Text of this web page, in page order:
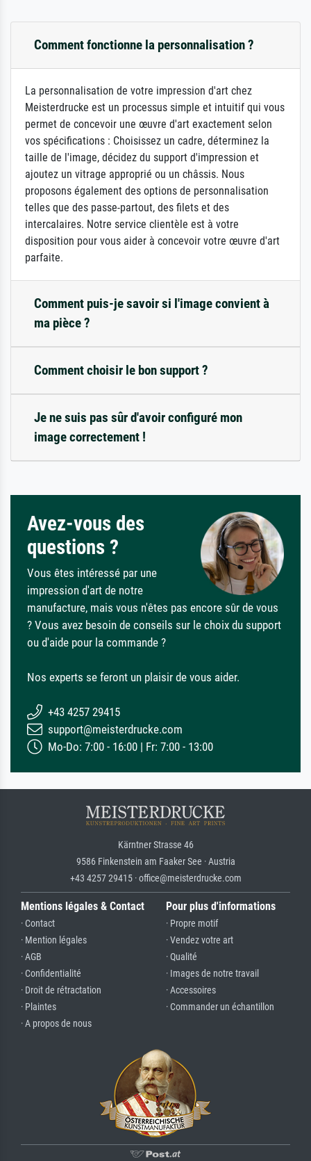
Comment fonctionne la personnalisation ?
La personnalisation de votre impression d'art chez
Meisterdrucke est un processus simple et intuitif qui vous
permet de concevoir une œuvre d'art exactement selon
vos spécifications : Choisissez un cadre, déterminez la
taille de l'image, décidez du support d'impression et
ajoutez un vitrage approprié ou un châssis. Nous
proposons également des options de personnalisation
telles que des passe-partout, des filets et des
intercalaires. Notre service clientèle est à votre
disposition pour vous aider à concevoir votre œuvre d'art
parfaite.
Comment puis-je savoir si l'image convient à
ma pièce ?
Comment choisir le bon support ?
Je ne suis pas sûr d'avoir configuré mon
image correctement !
Avez-vous des
questions ?
Vous êtes intéressé par une
impression d'art de notre
manufacture, mais vous n'êtes pas encore sûr de vous
? Vous avez besoin de conseils sur le choix du support
ou d'aide pour la commande ?
Nos experts se feront un plaisir de vous aider.
+43 4257 29415
support@meisterdrucke.com
Mo-Do: 7:00 - 16:00 | Fr: 7:00 - 13:00
Kärntner Strasse 46
9586 Finkenstein am Faaker See · Austria
+43 4257 29415 · office@meisterdrucke.com
Mentions légales & Contact
· Contact
· Mention légales
· AGB
· Confidentialité
· Droit de rétractation
· Plaintes
· A propos de nous
Pour plus d'informations
· Propre motif
· Vendez votre art
· Qualité
· Images de notre travail
· Accessoires
· Commander un échantillon